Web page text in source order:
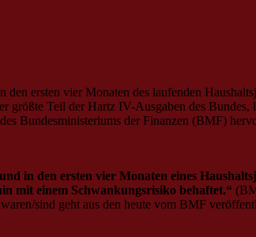
ersten vier Monaten des laufenden
größte Teil der Hartz IV-Ausgaben des
Bundesministeriums der Finanzen (BMF)
in den ersten vier Monaten eines
mit einem Schwankungsrisiko behaftet.“
sind geht aus den heute vom BMF